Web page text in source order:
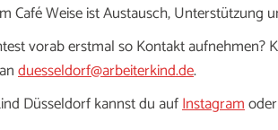
Café Weise ist Austausch, Unterstützung
vorab erstmal so Kontakt aufnehmen?
duesseldorf@arbeiterkind.de.
Düsseldorf kannst du aufInstagramoder